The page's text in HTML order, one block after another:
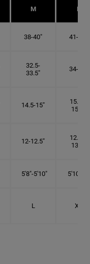
M L
38-40" 41-43"
32.5-
33.5"
34-35"
14.5-15"
15.25-
15.5"
12-12.5"
12.75-
13.3"
5'8"-5'10" 5'10"- 6'
L XL